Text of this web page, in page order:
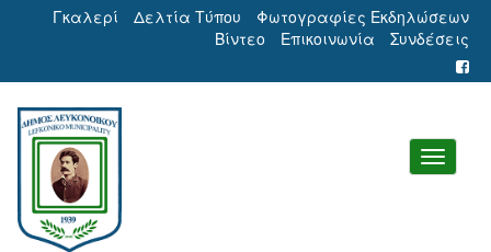
Γκαλερί Δελτία Τύπου
Φωτογραφίες Εκδηλώσεων
Βίντεο
Επικοινωνία Συνδέσεις